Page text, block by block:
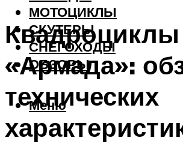
МОТОЦИКЛЫ
СКУТЕРЫ
СНЕГОХОДЫ
ОБЗОРЫ
Меню
Квадроциклы
«Армада»:
технических